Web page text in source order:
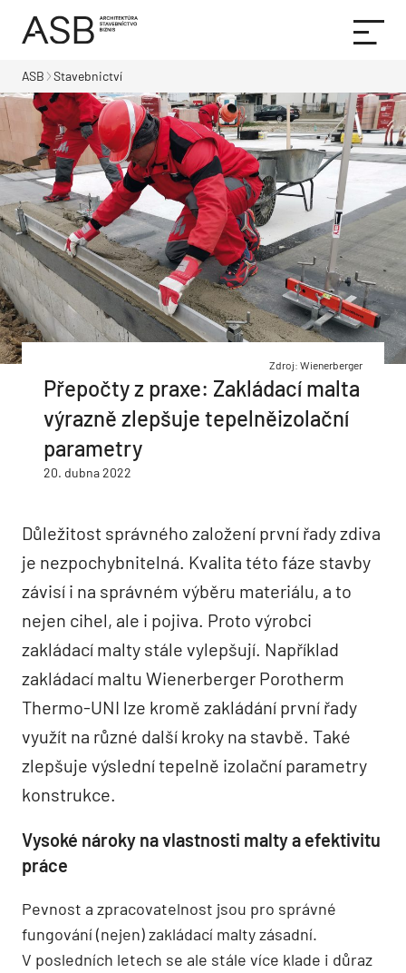
ASB Stavebnictví
Zdroj: Wienerberger
Přepočty z praxe: Zakládací malta
výrazně zlepšuje tepelněizolační
parametry
20. dubna 2022
Důležitost správného založení první řady zdiva
je nezpochybnitelná. Kvalita této fáze stavby
závisí i na správném výběru materiálu, a to
nejen cihel, ale i pojiva. Proto výrobci
zakládací malty stále vylepšují. Například
zakládací maltu Wienerberger Porotherm
Thermo-UNI lze kromě zakládání první řady
využít na různé další kroky na stavbě. Také
zlepšuje výslední tepelně izolační parametry
konstrukce.
Vysoké nároky na vlastnosti malty a efektivitu
práce
Pevnost a zpracovatelnost jsou pro správné
fungování (nejen) zakládací malty zásadní.
V posledních letech se ale stále více klade i důraz